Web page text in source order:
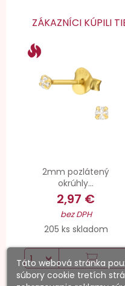
ZÁKAZNÍCI KÚPILI
2mm pozlátený
okrúhly...
2,97 €
bez DPH
205 ks skladom
Táto webová stránka
súbory cookie tretích